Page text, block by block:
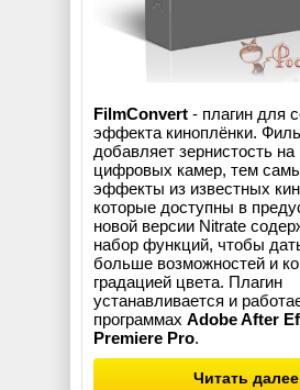
FilmConvert - плагин для
эффекта киноплёнки.
добавляет зернистость на
цифровых камер, тем
эффекты из известных
которые доступны в
новой версии Nitrate
набор функций, чтобы
больше возможностей и
градацией цвета. Плагин
устанавливается и
программах Adobe After
Premiere Pro.
Читать далее